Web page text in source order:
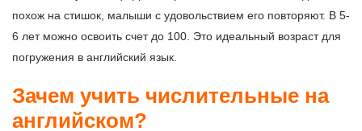
похож на стишок, малыши с удовольствием его повторяют. В 5-
6 лет можно освоить счет до 100. Это идеальный возраст для
погружения в английский язык.
Зачем учить числительные на
английском?